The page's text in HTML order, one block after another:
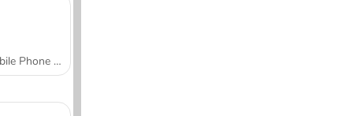
Mobile Phone Case Design & DIY